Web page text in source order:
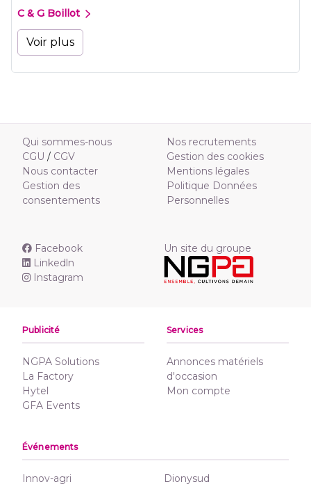
C & G Boillot
Voir plus
Qui sommes-nous
CGU / CGV
Nous contacter
Gestion des
consentements
Nos recrutements
Gestion des cookies
Mentions légales
Politique Données
Personnelles
Facebook
Linkedln
Instagram
Un site du groupe
Publicité
NGPA Solutions
La Factory
Hytel
GFA Events
Services
Annonces matériels
d'occasion
Mon compte
Événements
Innov-agri Dionysud